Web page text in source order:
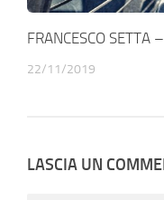
FRANCESCO
22/11/2019
LASCIA UN